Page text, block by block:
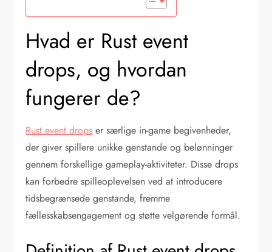
Hvad er Rust event
drops, og hvordan
fungerer de?
Rust event drops er særlige in-game begivenheder,
der giver spillere unikke genstande og belønninger
gennem forskellige gameplay-aktiviteter. Disse drops
kan forbedre spilleoplevelsen ved at introducere
tidsbegrænsede genstande, fremme
fællesskabsengagement og støtte velgørende formål.